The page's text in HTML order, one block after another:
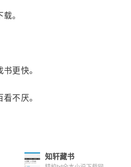
。
更快。
不厌。
知轩藏书